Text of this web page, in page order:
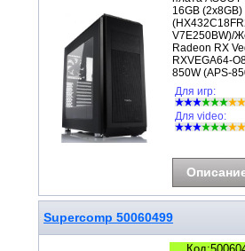
16GB
V7E250BW)/
Radeon RX
RXVEGA64-
850W (APS-
Для игр:
Для video:
Supercomp 50060499